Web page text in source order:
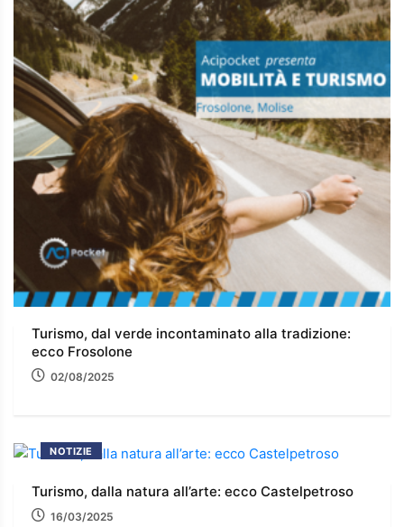
Turismo, dal verde incontaminato alla tradizione:
ecco Frosolone
02/08/2025
NOTIZIE
Turismo, dalla natura all’arte: ecco Castelpetroso
16/03/2025